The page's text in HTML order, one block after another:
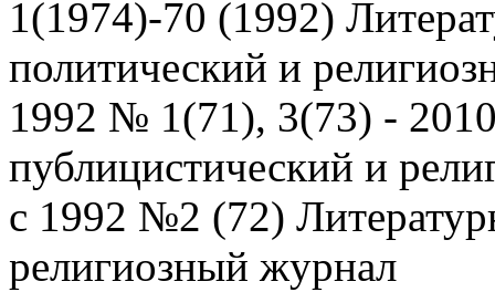
1(1974)-70 (1992)
политический и
1992 № 1(71), 3(73) -
публицистический и
с 1992 №2 (72)
религиозный журнал